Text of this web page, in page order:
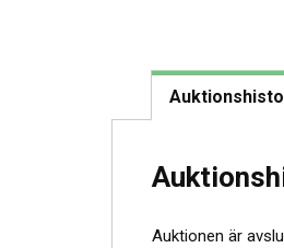
Auktionen är